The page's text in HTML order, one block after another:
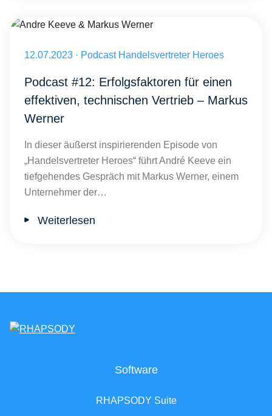
Veröffentlicht am 12.07.2023
12.07.2023 · Podcast Handelsvertreter Heroes
Podcast #12: Erfolgsfaktoren für einen
effektiven, technischen Vertrieb – Markus
Werner
In dieser äußerst inspirierenden Episode von
„Handelsvertreter Heroes“ führt André Keeve ein
tiefgehendes Gespräch mit Markus Werner, einem
Unternehmer der…
Weiterlesen
Software
RHAPSODY Suite